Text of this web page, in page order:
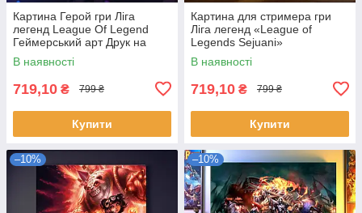
Картина Герой гри Ліга
легенд League Of Legend
Геймерський арт Друк на
полотні, стильний настінний
декор для геймера 60х40
В наявності
719,10 ₴ 799 ₴
Купити
Картина для стримера гри
Ліга легенд «League of
Legends Sejuani»
Геймерський арт Друк на
полотн 60х40 см
В наявності
719,10 ₴ 799 ₴
Купити
–10% –10%